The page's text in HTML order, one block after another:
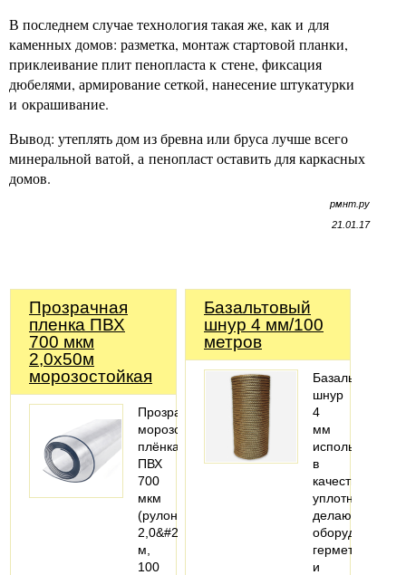
В последнем случае технология такая же, как и для
каменных домов: разметка, монтаж стартовой планки,
приклеивание плит пенопласта к стене, фиксация
дюбелями, армирование сеткой, нанесение штукатурки
и окрашивание.
Вывод: утеплять дом из бревна или бруса лучше всего
минеральной ватой, а пенопласт оставить для каркасных
домов.
рмнт.ру
21.01.17
Прозрачная
пленка ПВХ
700 мкм
2,0х50м
морозостойкая
Прозрачная
морозостойкая
плёнка
ПВХ
700
мкм
(рулон
2,0&#215;50
м,
100
Базальтовый
шнур 4 мм/100
метров
Базальтовый
шнур
4
мм
используется
в
качестве
уплотнителя,
делающий
оборудование
герметичным
и